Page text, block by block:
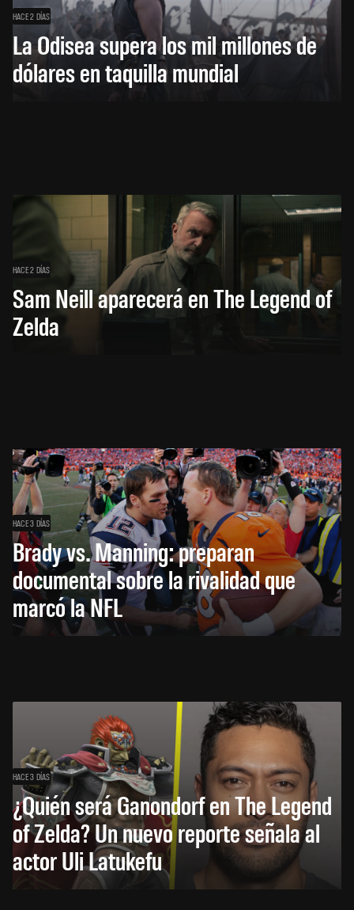
HACE 2 DÍAS
La Odisea supera los mil millones de
dólares en taquilla mundial
HACE 2 DÍAS
Sam Neill aparecerá en The Legend of
Zelda
HACE 3 DÍAS
Brady vs. Manning: preparan
documental sobre la rivalidad que
marcó la NFL
HACE 3 DÍAS
¿Quién será Ganondorf en The Legend
of Zelda? Un nuevo reporte señala al
actor Uli Latukefu